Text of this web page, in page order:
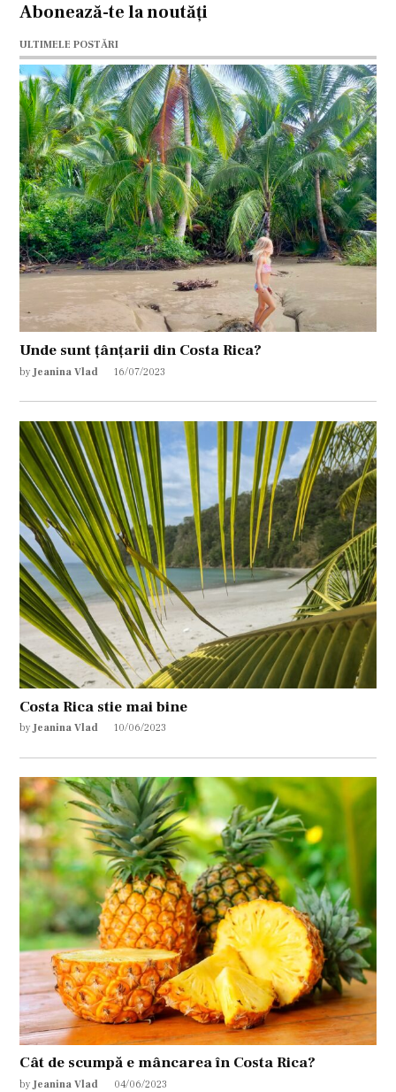
Abonează-te la noutăți
ULTIMELE POSTĂRI
Unde sunt țânțarii din Costa Rica?
by Jeanina Vlad 16/07/2023
Costa Rica stie mai bine
by Jeanina Vlad 10/06/2023
Cât de scumpă e mâncarea în Costa Rica?
by Jeanina Vlad 04/06/2023